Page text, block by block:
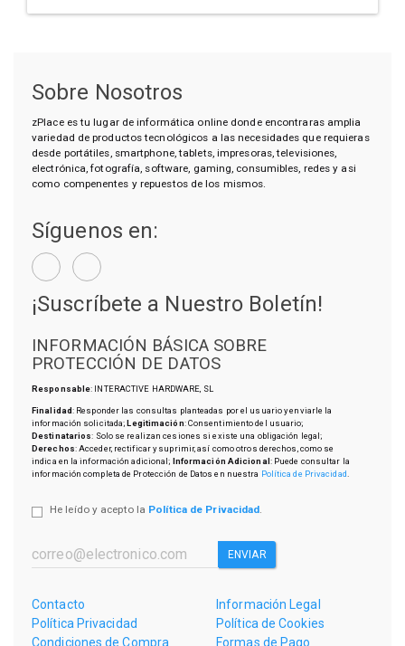
Sobre Nosotros
zPlace es tu lugar de informática online donde encontraras amplia
variedad de productos tecnológicos a las necesidades que requieras
desde portátiles, smartphone, tablets, impresoras, televisiones,
electrónica, fotografía, software, gaming, consumibles, redes y asi
como compenentes y repuestos de los mismos.
Síguenos en:
¡Suscríbete a Nuestro Boletín!
INFORMACIÓN BÁSICA SOBRE
PROTECCIÓN DE DATOS
Responsable: INTERACTIVE HARDWARE, SL
Finalidad: Responder las consultas planteadas por el usuario y enviarle la
información solicitada;Legitimación: Consentimiento del usuario;
Destinatarios: Solo se realizan cesiones si existe una obligación legal;
Derechos: Acceder, rectificar y suprimir, así como otros derechos, como se
indica en la información adicional; Información Adicional: Puede consultar la
información completa de Protección de Datos en nuestra Política de Privacidad
He leído y acepto la Política de Privacidad.
ENVIAR
Contacto
Información Legal
Política Privacidad
Política de Cookies
Condiciones de Compra
Formas de Pago